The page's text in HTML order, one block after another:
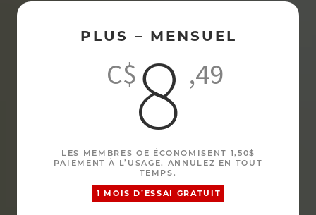
PLUS – MENSUEL
C$8 ,49
LES MEMBRES OE ÉCONOMISENT 1,50$
PAIEMENT À L’USAGE. ANNULEZ EN TOUT
TEMPS.
1 MOIS D’ESSAI GRATUIT